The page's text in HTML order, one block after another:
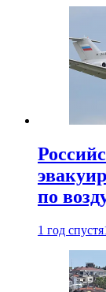
по
1 год спустя